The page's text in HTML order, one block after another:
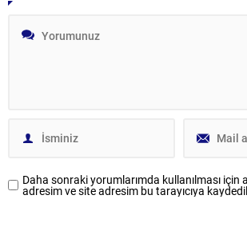
Daha sonraki yorumlarımda kullanılması için
adresim ve site adresim bu tarayıcıya